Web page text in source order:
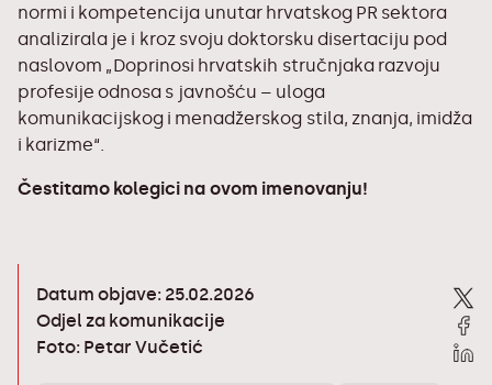
normi i kompetencija unutar hrvatskog PR sektora
analizirala je i kroz svoju doktorsku disertaciju pod
naslovom „Doprinosi hrvatskih stručnjaka razvoju
profesije odnosa s javnošću – uloga
komunikacijskog i menadžerskog stila, znanja, imidža
i karizme“.
Čestitamo kolegici na ovom imenovanju!
Datum objave: 25.02.2026
Odjel za komunikacije
Foto: Petar Vučetić